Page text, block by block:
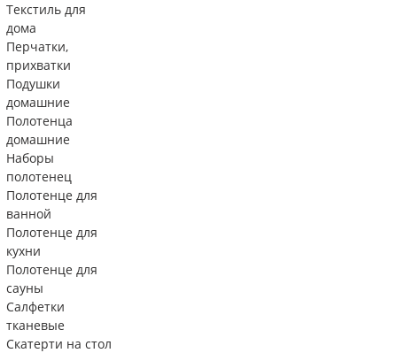
Текстиль для
дома
Перчатки,
прихватки
Подушки
домашние
Полотенца
домашние
Наборы
полотенец
Полотенце для
ванной
Полотенце для
кухни
Полотенце для
сауны
Салфетки
тканевые
Скатерти на стол